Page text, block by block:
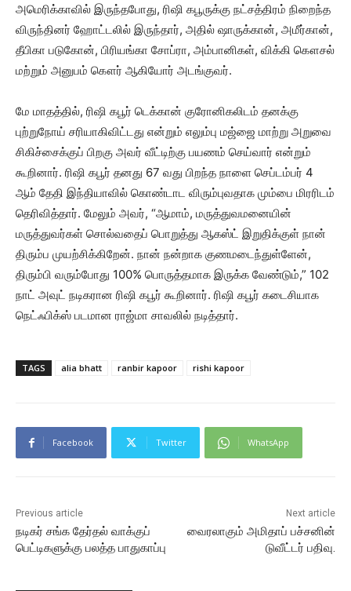
அமெரிக்காவில் இருந்தபோது, ​​ரிஷி கபூருக்கு நட்சத்திரம் நிறைந்த
விருந்தினர் ஹோட்டலில் இருந்தார், அதில் ஷாருக்கான், அமீர்கான்,
தீபிகா படுகோன், பிரியங்கா சோப்ரா, அம்பானிகள், விக்கி கௌசல்
மற்றும் அனுபம் கௌர் ஆகியோர் அடங்குவர்.
மே மாதத்தில், ரிஷி கபூர் டெக்கான் குரோனிகலிடம் தனக்கு
புற்றுநோய் சரியாகிவிட்டது என்றும் எலும்பு மஜ்ஜை மாற்று அறுவை
சிகிச்சைக்குப் பிறகு அவர் வீட்டிற்கு பயணம் செய்வார் என்றும்
கூறினார். ரிஷி கபூர் தனது 67 வது பிறந்த நாளை செப்டம்பர் 4
ஆம் தேதி இந்தியாவில் கொண்டாட விரும்புவதாக மும்பை மிரரிடம்
தெரிவித்தார். மேலும் அவர், “ஆமாம், மருத்துவமனையின்
மருத்துவர்கள் சொல்வதைப் பொறுத்து ஆகஸ்ட் இறுதிக்குள் நான்
திரும்ப முயற்சிக்கிறேன். நான் நன்றாக குணமடைந்துள்ளேன்,
திரும்பி வரும்போது 100% பொருத்தமாக இருக்க வேண்டும்,” 102
நாட் அவுட் நடிகரான ரிஷி கபூர் கூறினார். ரிஷி கபூர் கடைசியாக
நெட்ஃபிக்ஸ் படமான ராஜ்மா சாவலில் நடித்தார்.
TAGS alia bhatt ranbir kapoor rishi kapoor
Facebook Twitter WhatsApp
Previous article
நடிகர் சங்க தேர்தல் வாக்குப்
பெட்டிகளுக்கு பலத்த பாதுகாப்பு
Next article
வைரலாகும் அமிதாப் பச்சனின்
டுவீட்டர் பதிவு.